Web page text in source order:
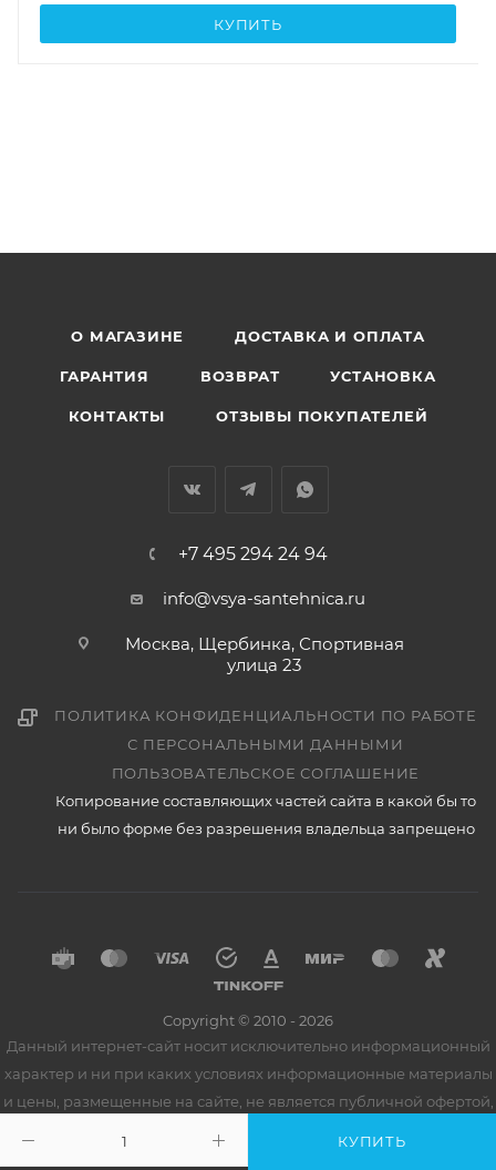
КУПИТЬ
КУПИТЬ
О МАГАЗИНЕ ДОСТАВКА И ОПЛАТА
ГАРАНТИЯ ВОЗВРАТ УСТАНОВКА
КОНТАКТЫ ОТЗЫВЫ ПОКУПАТЕЛЕЙ
+7 495 294 24 94
info@vsya-santehnica.ru
Москва, Щербинка, Спортивная
улица 23
ПОЛИТИКА КОНФИДЕНЦИАЛЬНОСТИ ПО РАБОТЕ
С ПЕРСОНАЛЬНЫМИ ДАННЫМИ
ПОЛЬЗОВАТЕЛЬСКОЕ СОГЛАШЕНИЕ
Копирование составляющих частей сайта в какой бы то
ни было форме без разрешения владельца запрещено
Copyright © 2010 - 2026
Данный интернет-сайт носит исключительно информационный
характер и ни при каких условиях информационные материалы
и цены, размещенные на сайте, не является публичной офертой,